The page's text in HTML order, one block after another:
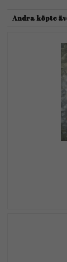
Andra köpte